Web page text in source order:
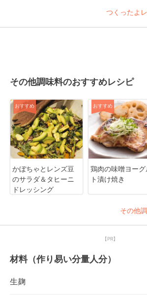
つくったよ
その他調味料のおすすめレシピ
おすすめ
かぼちゃとレンズ豆
のサラダ＆タヒーニ
ドレッシング
おすすめ
鶏肉の味噌ヨーグ
ト漬け焼き
その他
【PR】
材料（作り易い分量人分）
生麹